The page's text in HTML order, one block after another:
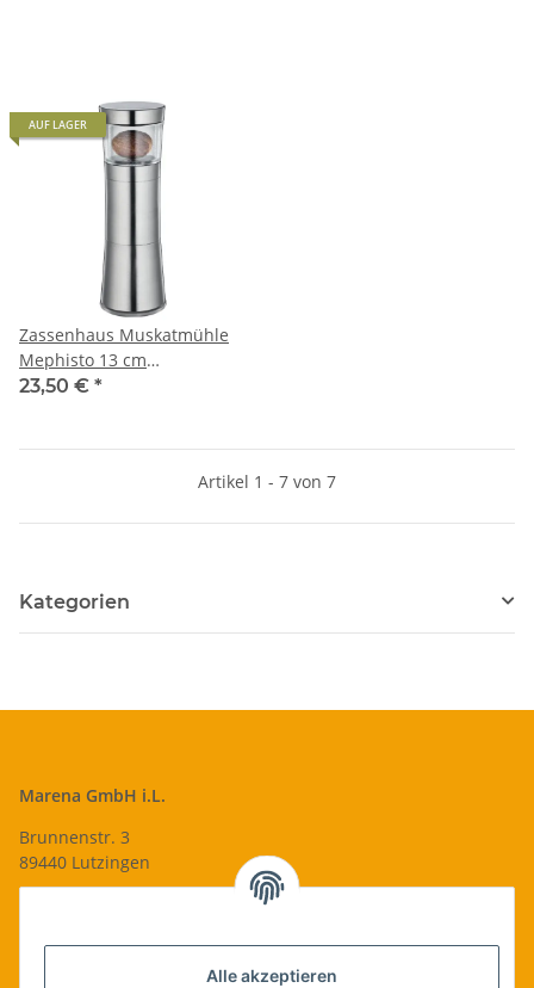
Alle akzeptieren
AUF LAGER
Zassenhaus Muskatmühle
Mephisto 13 cm
Edelstahl/Acryl
23,50 € *
Artikel 1 - 7 von 7
Kategorien
Marena GmbH i.L.
Brunnenstr. 3
89440 Lutzingen